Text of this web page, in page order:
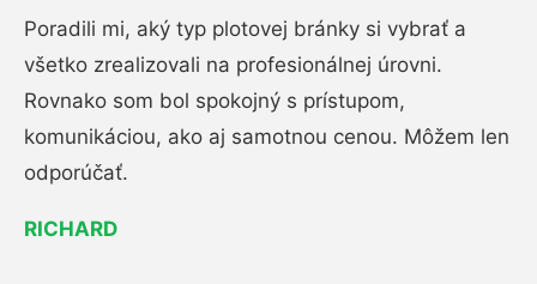
Poradili mi, aký typ plotovej bránky si vybrať a
všetko zrealizovali na profesionálnej úrovni.
Rovnako som bol spokojný s prístupom,
komunikáciou, ako aj samotnou cenou. Môžem len
odporúčať.
RICHARD